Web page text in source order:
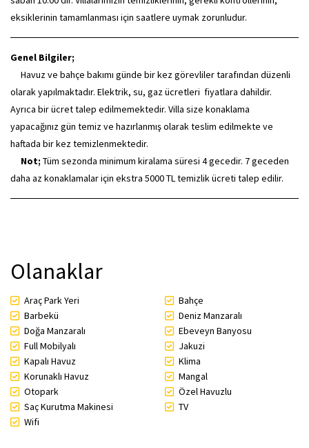
eksiklerinin tamamlanması için saatlere uymak zorunludur.
Genel Bilgiler;
Havuz ve bahçe bakımı günde bir kez görevliler tarafından düzenli
olarak yapılmaktadır. Elektrik, su, gaz ücretleri fiyatlara dahildir.
Ayrıca bir ücret talep edilmemektedir. Villa size konaklama
yapacağınız gün temiz ve hazırlanmış olarak teslim edilmekte ve
haftada bir kez temizlenmektedir.
Not; Tüm sezonda minimum kiralama süresi 4 gecedir. 7 geceden
daha az konaklamalar için ekstra 5000 TL temizlik ücreti talep edilir.
Olanaklar
Araç Park Yeri
Bahçe
Barbekü
Deniz Manzaralı
Doğa Manzaralı
Ebeveyn Banyosu
Full Mobilyalı
Jakuzi
Kapalı Havuz
Klima
Korunaklı Havuz
Mangal
Otopark
Özel Havuzlu
Saç Kurutma Makinesi
TV
Wifi